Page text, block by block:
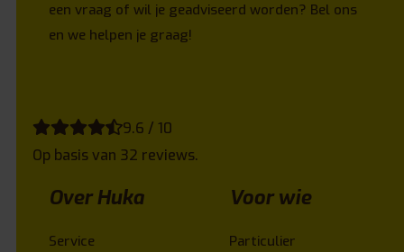
een vraag of wil je geadviseerd worden? Bel ons
en we helpen je graag!
9.6 / 10
Op basis van 32 reviews.
Over Huka
Service
Voor wie
Particulier